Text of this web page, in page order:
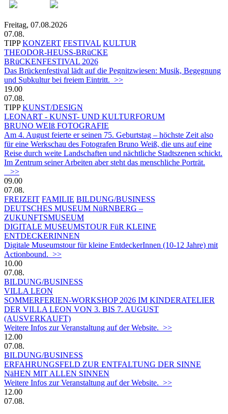
Freitag, 07.08.2026
07.08.
TIPP KONZERT FESTIVAL KULTUR
THEODOR-HEUSS-BRüCKE
BRüCKENFESTIVAL 2026
Das Brückenfestival lädt auf die Pegnitzwiesen: Musik, Begegnung
und Subkultur bei freiem Eintritt. >>
19.00
07.08.
TIPP KUNST/DESIGN
LEONART - KUNST- UND KULTURFORUM
BRUNO WEIß FOTOGRAFIE
Am 4. August feierte er seinen 75. Geburtstag – höchste Zeit also
für eine Werkschau des Fotografen Bruno Weiß, die uns auf eine
Reise durch weite Landschaften und nächtliche Stadtszenen schickt.
Im Zentrum seiner Arbeiten aber steht das menschliche Porträt.
>>
09.00
07.08.
FREIZEIT FAMILIE BILDUNG/BUSINESS
DEUTSCHES MUSEUM NüRNBERG –
ZUKUNFTSMUSEUM
DIGITALE MUSEUMSTOUR FüR KLEINE
ENTDECKERINNEN
Digitale Museumstour für kleine EntdeckerInnen (10-12 Jahre) mit
Actionbound. >>
10.00
07.08.
BILDUNG/BUSINESS
VILLA LEON
SOMMERFERIEN-WORKSHOP 2026 IM KINDERATELIER
DER VILLA LEON VON 3. BIS 7. AUGUST
(AUSVERKAUFT)
Weitere Infos zur Veranstaltung auf der Website. >>
12.00
07.08.
BILDUNG/BUSINESS
ERFAHRUNGSFELD ZUR ENTFALTUNG DER SINNE
NäHEN MIT ALLEN SINNEN
Weitere Infos zur Veranstaltung auf der Website. >>
12.00
07.08.